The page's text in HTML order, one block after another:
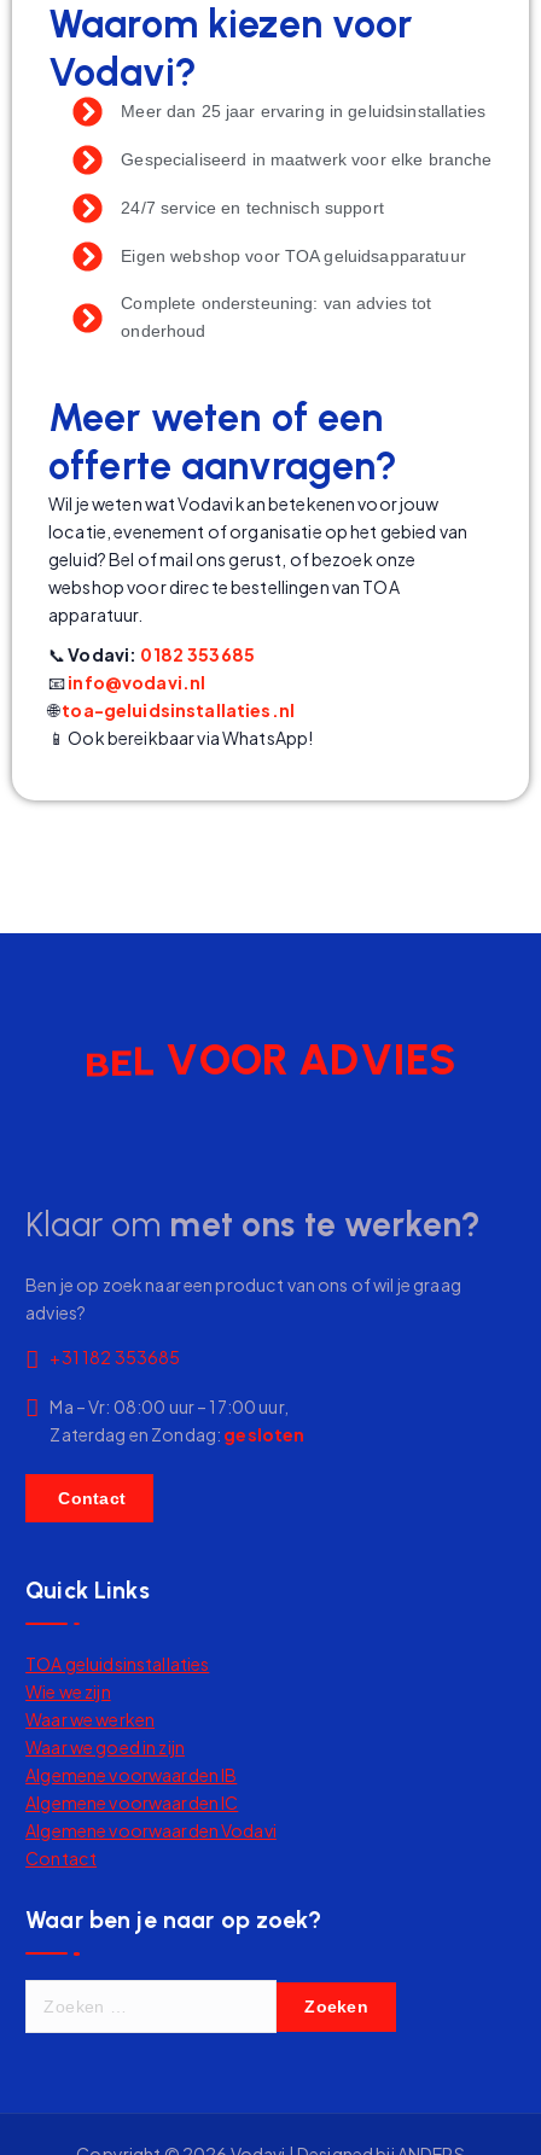
Waarom kiezen voor
Vodavi?
Meer dan 25 jaar ervaring in geluidsinstallaties
Gespecialiseerd in maatwerk voor elke branche
24/7 service en technisch support
Eigen webshop voor TOA geluidsapparatuur
Complete ondersteuning: van advies tot
onderhoud
Meer weten of een
offerte aanvragen?
Wil je weten wat Vodavi kan betekenen voor jouw
locatie, evenement of organisatie op het gebied van
geluid? Bel of mail ons gerust, of bezoek onze
webshop voor directe bestellingen van TOA
apparatuur.
📞Vodavi: 0182 353685
📧info@vodavi.nl
🌐toa-geluidsinstallaties.nl
📱 Ook bereikbaar via WhatsApp!
BEL V OOR AD V IES
Klaar om met ons te werken?
Ben je op zoek naar een product van ons of wil je graag
advies?
+31 182 353685
Ma – Vr: 08:00 uur – 17:00 uur,
Zaterdag en Zondag: gesloten
Contact
Quick Links
TOA geluidsinstallaties
Wie we zijn
Waar we werken
Waar we goed in zijn
Algemene voorwaarden IB
Algemene voorwaarden IC
Algemene voorwaarden Vodavi
Contact
Waar ben je naar op zoek?